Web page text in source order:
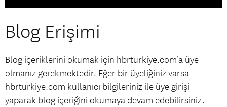
Blog Erişimi
Blog içeriklerini okumak için hbrturkiye.com’a üye
olmanız gerekmektedir. Eğer bir üyeliğiniz varsa
hbrturkiye.com kullanıcı bilgileriniz ile üye girişi
yaparak blog içeriğini okumaya devam edebilirsiniz.